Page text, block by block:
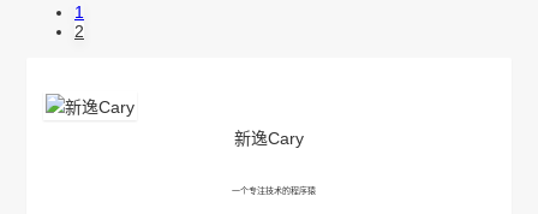
1
2
新逸Cary
一个专注技术的程序猿